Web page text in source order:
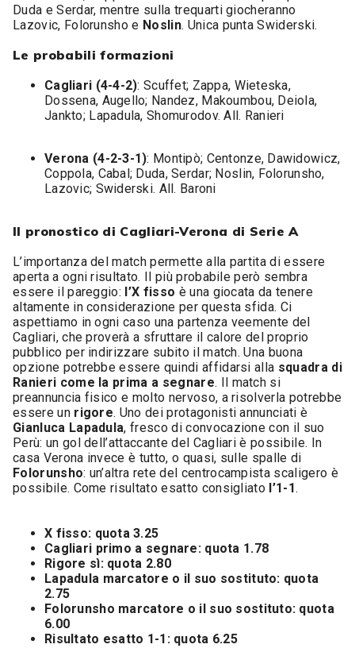
Duda e Serdar, mentre sulla trequarti giocheranno
Lazovic, Folorunsho e Noslin. Unica punta Swiderski.
Le probabili formazioni
Cagliari (4-4-2): Scuffet; Zappa, Wieteska,
Dossena, Augello; Nandez, Makoumbou, Deiola,
Jankto; Lapadula, Shomurodov. All. Ranieri
Verona (4-2-3-1): Montipò; Centonze, Dawidowicz,
Coppola, Cabal; Duda, Serdar; Noslin, Folorunsho,
Lazovic; Swiderski. All. Baroni
Il pronostico di Cagliari-Verona di Serie A
L’importanza del match permette alla partita di essere
aperta a ogni risultato. Il più probabile però sembra
essere il pareggio: l’X fisso è una giocata da tenere
altamente in considerazione per questa sfida. Ci
aspettiamo in ogni caso una partenza veemente del
Cagliari, che proverà a sfruttare il calore del proprio
pubblico per indirizzare subito il match. Una buona
opzione potrebbe essere quindi affidarsi alla squadra di
Ranieri come la prima a segnare. Il match si
preannuncia fisico e molto nervoso, a risolverla potrebbe
essere un rigore. Uno dei protagonisti annunciati è
Gianluca Lapadula, fresco di convocazione con il suo
Perù: un gol dell’attaccante del Cagliari è possibile. In
casa Verona invece è tutto, o quasi, sulle spalle di
Folorunsho: un’altra rete del centrocampista scaligero è
possibile. Come risultato esatto consigliato l’1-1.
X fisso: quota 3.25
Cagliari primo a segnare: quota 1.78
Rigore sì: quota 2.80
Lapadula marcatore o il suo sostituto: quota
2.75
Folorunsho marcatore o il suo sostituto: quota
6.00
Risultato esatto 1-1: quota 6.25